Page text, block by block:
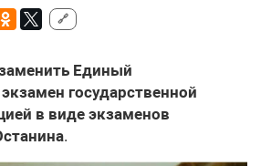
🔗
Единый
государственной
в виде экзаменов
.